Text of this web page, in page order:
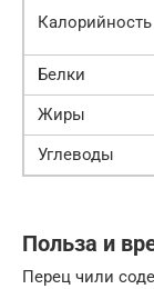
Калорийность
Белки
Жиры
Углеводы
Польза и
Перец чили